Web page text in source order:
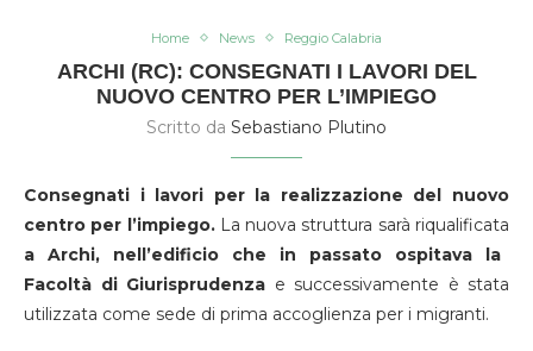
Home News Reggio Calabria
ARCHI (RC): CONSEGNATI I LAVORI DEL
NUOVO CENTRO PER L’IMPIEGO
Scritto da Sebastiano Plutino
Consegnati i lavori per la realizzazione del nuovo
centro per l’impiego.La nuova struttura sarà riqualificata
a Archi,
nell’edificio che in passato ospitava la
Facoltà di Giurisprudenza e successivamente è stata
utilizzata come sede di prima accoglienza per i migranti.